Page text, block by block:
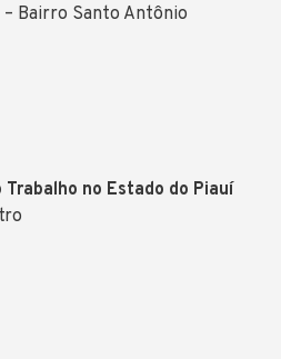
– Bairro Santo Antônio
Trabalho no Estado do Piauí